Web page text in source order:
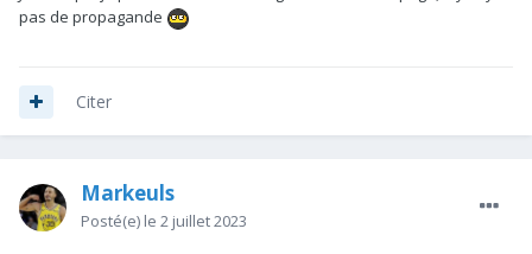
pas de propagande
Citer
Markeuls
Posté(e) le 2 juillet 2023